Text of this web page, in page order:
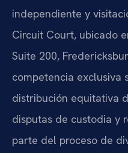
independiente y
Circuit Court, ubicado
Suite 200,
competencia exclusiva
distribución equitativa
disputas de custodia y
parte del proceso de